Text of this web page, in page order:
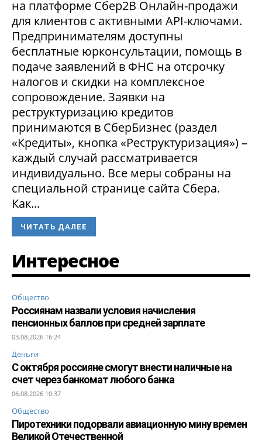
на платформе Сбер2В Онлайн-продажи
для клиентов с активными API-ключами.
Предпринимателям доступны
бесплатные юрконсультации, помощь в
подаче заявлений в ФНС на отсрочку
налогов и скидки на комплексное
сопровождение. Заявки на
реструктуризацию кредитов
принимаются в СберБизнес (раздел
«Кредиты», кнопка «Реструктуризация») –
каждый случай рассматривается
индивидуально. Все меры собраны на
специальной странице сайта Сбера.
Как...
ЧИТАТЬ ДАЛЕЕ
Интересное
Общество
Россиянам назвали условия начисления
пенсионных баллов при средней зарплате
03.08.2026 16:24
Деньги
С октября россияне смогут внести наличные на
счет через банкомат любого банка
06.08.2026 10:37
Общество
Пиротехники подорвали авиационную мину времен
Великой Отечественной